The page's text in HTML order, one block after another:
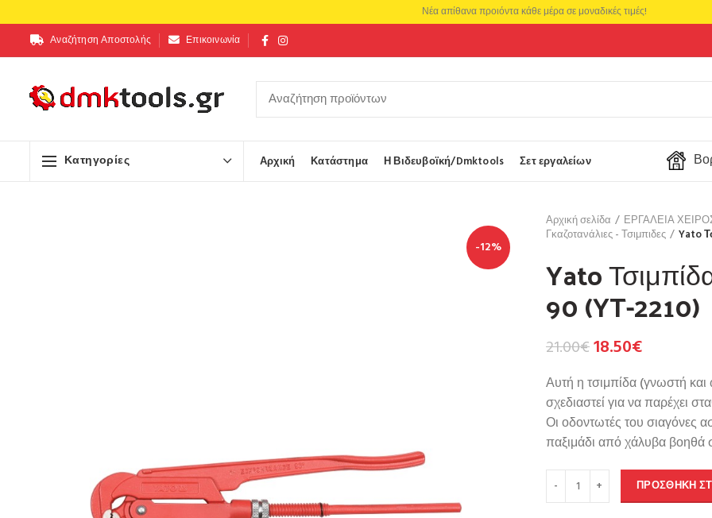
Αναζήτηση Αποστολής Επικοινωνία
Κατηγορίες Αρχική Κατάστημα Η Βιδευβοϊκή/Dmktools Σετ εργαλείων
-12%
Αρχική σελίδα ΕΡΓΑΛΕΙΑ
Γκαζοτανάλιες - Τσιμπιδες
Yato
Yato
90 (YT-2210)
21.00€18.50€
Αυτή η τσιμπίδα (γνωστή και
σχεδιαστεί για να παρέχει
Οι οδοντωτές του σιαγόνες
παξιμάδι από χάλυβα βοηθά
ΠΡΟΣΘΉΚΗ
Νέα απίθανα προιόντα κάθε μέρα σε μοναδικές τιμές!